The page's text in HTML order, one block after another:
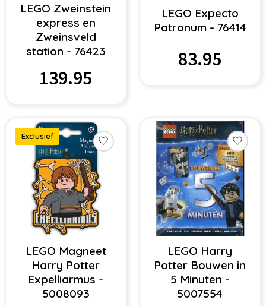
LEGO Zweinstein
express en
Zweinsveld
station - 76423
139.95
LEGO Expecto
Patronum - 76414
83.95
Exclusief
LEGO Magneet
Harry Potter
Expelliarmus -
5008093
LEGO Harry
Potter Bouwen in
5 Minuten -
5007554